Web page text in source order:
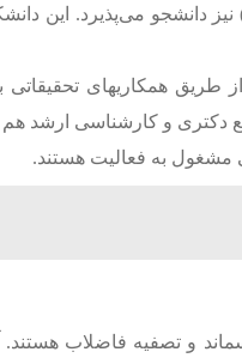
همکاریهای تحقیقاتی
مقطع دکتری و کارشناسی
مشغول به فعالیت هستند.
و تصفیه فاضلاب